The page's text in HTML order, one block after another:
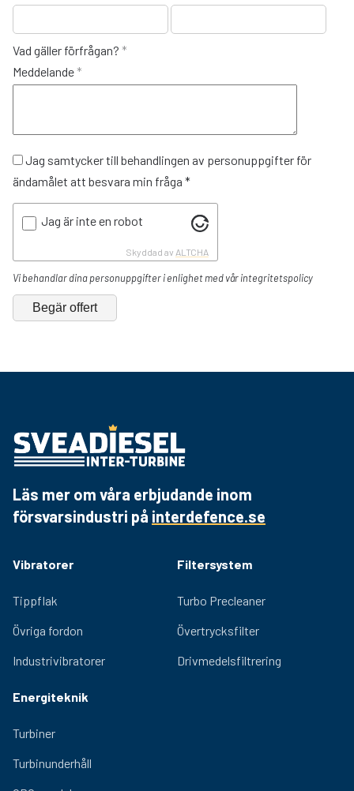
Vad gäller förfrågan? *
Meddelande*
ändamålet att besvara min fråga *
Jag är inte en robot
Skyddad av ALTCHA
Vi behandlar dina personuppgifter i enlighet med vår integritetspolicy
Begär offert
Läs mer om våra erbjudande inom
försvarsindustri på interdefence.se
Vibratorer
Tippflak
Övriga fordon
Industrivibratorer
Filtersystem
Turbo Precleaner
Övertrycksfilter
Drivmedelsfiltrering
Energiteknik
Turbiner
Turbinunderhåll